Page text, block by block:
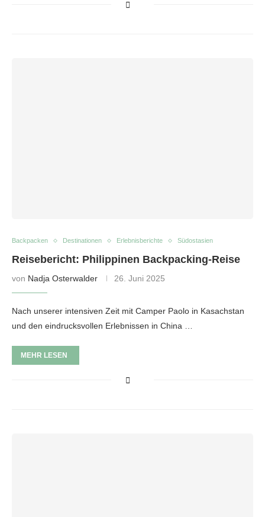
Backpacken Destinationen Erlebnisberichte Südostasien
Reisebericht: Philippinen Backpacking-Reise
von Nadja Osterwalder 26. Juni 2025
Nach unserer intensiven Zeit mit Camper Paolo in Kasachstan
und den eindrucksvollen Erlebnissen in China …
MEHR LESEN